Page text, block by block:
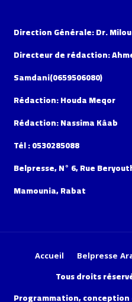
Direction Générale: Dr.
Directeur de rédaction:
Samdani(0659506080)
Rédaction: Houda Meqor
Rédaction: Nassima Kâab
Tél : 0530285088
Belpresse, N° 6, Rue
Mamounia, Rabat
Accueil Belpresse
Tous droits
Programmation,